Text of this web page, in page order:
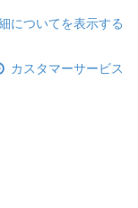
についてを表示する
カスタマーサービス